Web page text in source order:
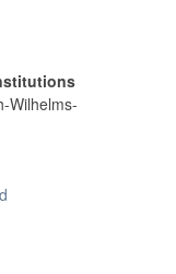
Wilhelms-